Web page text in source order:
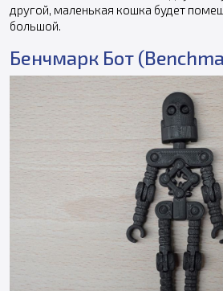
другой, маленькая кошка будет
большой.
Бенчмарк Бот